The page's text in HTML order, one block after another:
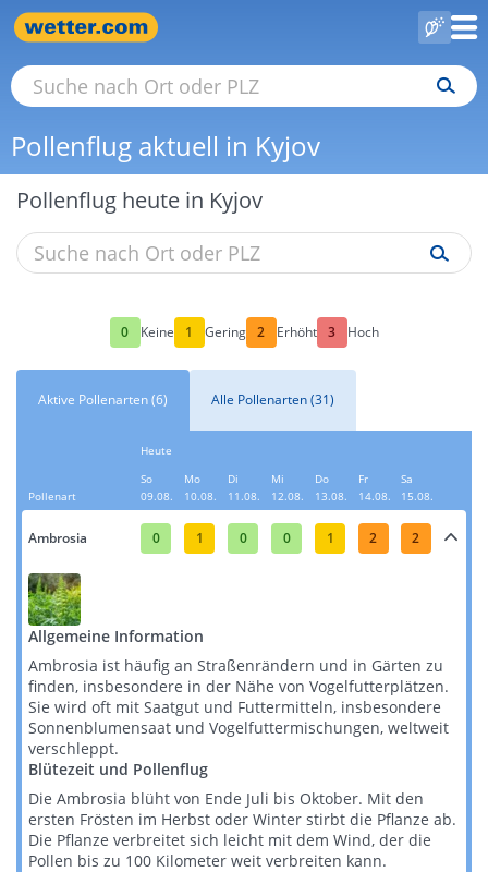
Pollenflug aktuell in Kyjov
Pollenflug heute in Kyjov
0 Keine 1 Gering 2 Erhöht 3 Hoch
Aktive Pollenarten (6) Alle Pollenarten (31)
Pollenart
Heute
So
09.08.
Mo
10.08.
Di
11.08.
Mi
12.08.
Do
13.08.
Fr
14.08.
Sa
15.08.
Ambrosia 0 1 0 0 1 2 2
Allgemeine Information
Ambrosia ist häufig an Straßenrändern und in Gärten zu
finden, insbesondere in der Nähe von Vogelfutterplätzen.
Sie wird oft mit Saatgut und Futtermitteln, insbesondere
Sonnenblumensaat und Vogelfuttermischungen, weltweit
verschleppt​​​​.
Blütezeit und Pollenflug
Die Ambrosia blüht von Ende Juli bis Oktober. Mit den
ersten Frösten im Herbst oder Winter stirbt die Pflanze ab.
Die Pflanze verbreitet sich leicht mit dem Wind, der die
Pollen bis zu 100 Kilometer weit verbreiten kann​​.